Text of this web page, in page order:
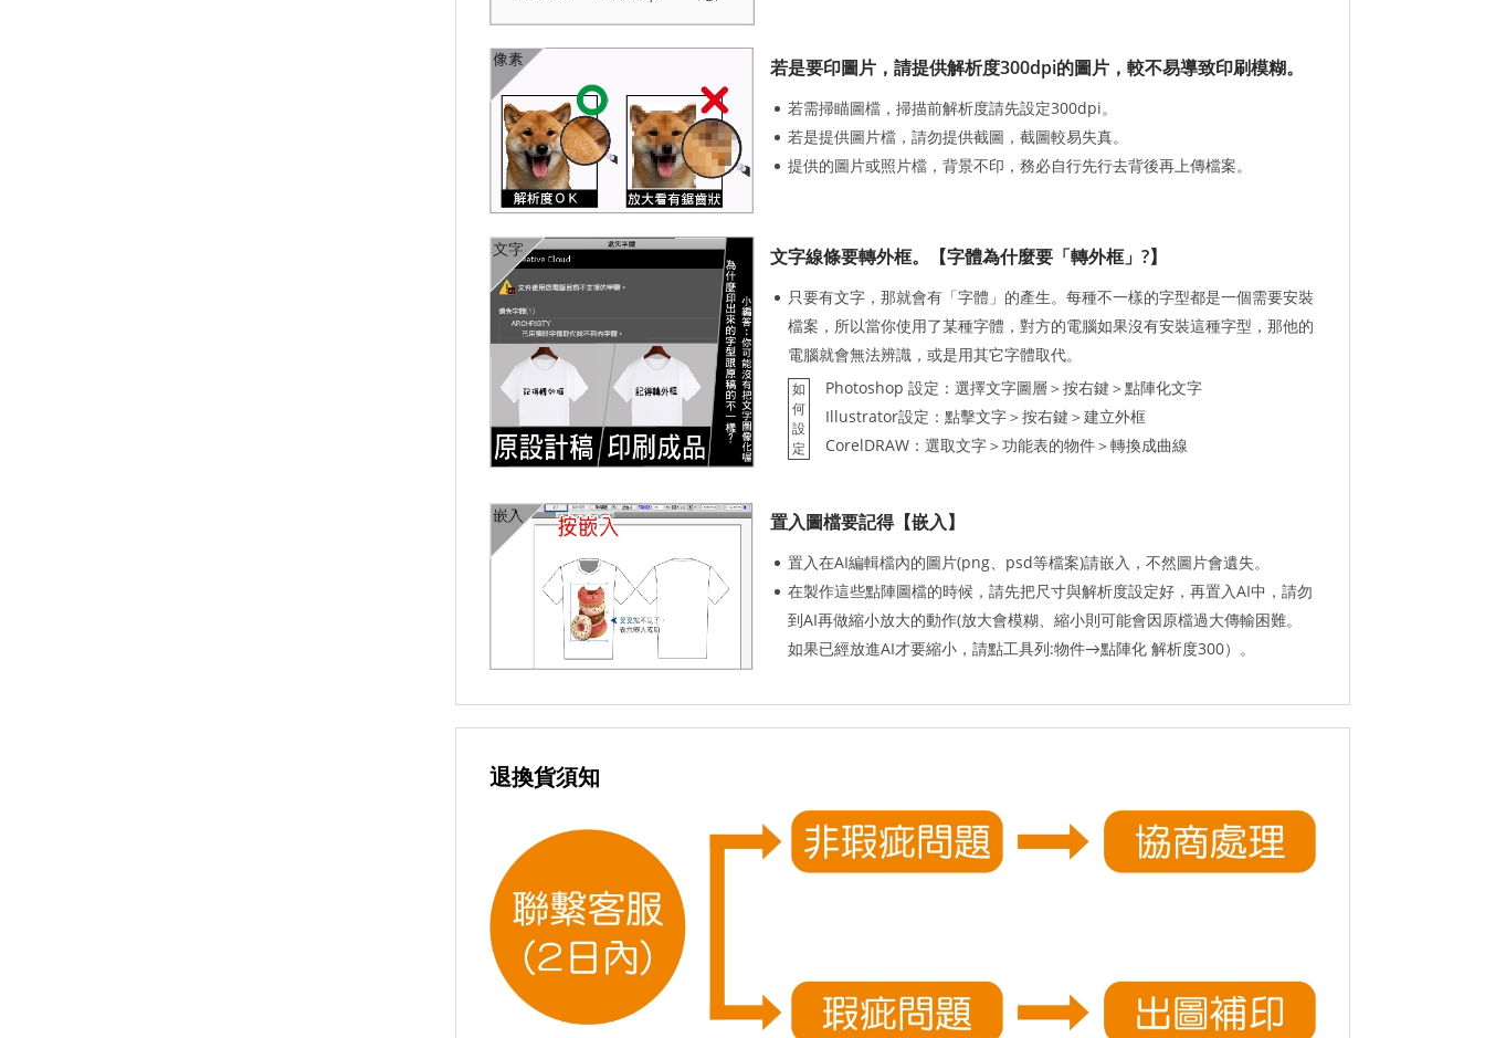
若是要印圖片，請提供解析度300dpi的圖片，較不易導致印刷模糊。
若需掃瞄圖檔，掃描前解析度請先設定300dpi。
若是提供圖片檔，請勿提供截圖，截圖較易失真。
提供的圖片或照片檔，背景不印，務必自行先行去背後再上傳檔案。
文字線條要轉外框。【字體為什麼要「轉外框」?】
只要有文字，那就會有「字體」的產生。每種不一樣的字型都是一個需要安裝
檔案，所以當你使用了某種字體，對方的電腦如果沒有安裝這種字型，那他的
電腦就會無法辨識，或是用其它字體取代。
如
何
設
定
Photoshop 設定：選擇文字圖層＞按右鍵＞點陣化文字
Illustrator設定：點擊文字＞按右鍵＞建立外框
CorelDRAW：選取文字＞功能表的物件＞轉換成曲線
置入圖檔要記得【嵌入】
置入在AI編輯檔內的圖片(png、psd等檔案)請嵌入，不然圖片會遺失。
在製作這些點陣圖檔的時候，請先把尺寸與解析度設定好，再置入AI中，請勿
到AI再做縮小放大的動作(放大會模糊、縮小則可能會因原檔過大傳輸困難。
如果已經放進AI才要縮小，請點工具列:物件→點陣化 解析度300）。
退換貨須知